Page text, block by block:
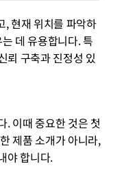
, 현재 위치를 파악하
데 유용합니다. 특
뢰 구축과 진정성 있
. 이때 중요한 것은 첫
제품 소개가 아니라,
야 합니다.